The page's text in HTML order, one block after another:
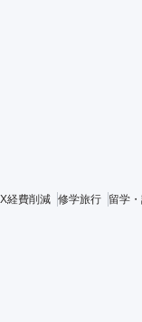
経費削減 修学旅行 留学